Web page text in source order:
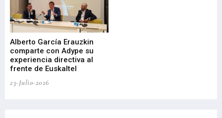
Alberto García Erauzkin
comparte con Adype su
experiencia directiva al
frente de Euskaltel
23-Julio-2026